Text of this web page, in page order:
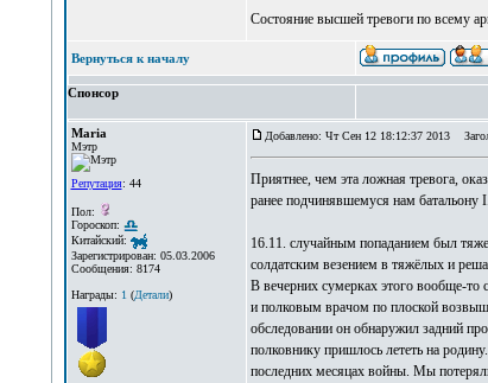
Состояние высшей тревоги по всему
Вернуться к началу
Спонсор
Maria
Мэтр
Репутация: 44
Пол:
Гороскоп:
Китайский:
Зарегистрирован: 05.03.2006
Сообщения: 8174
Награды: 1(Детали)
Добавлено: Чт Сен 12 18:12:37 2013
Приятнее, чем эта ложная тревога,
ранее подчинявшемуся нам батальону
16.11. случайным попаданием был
солдатским везением в тяжёлых и
В вечерних сумерках этого вообще-
и полковым врачом по плоской
обследовании он обнаружил задний
полковнику пришлось лететь на
последних месяцах войны. Мы